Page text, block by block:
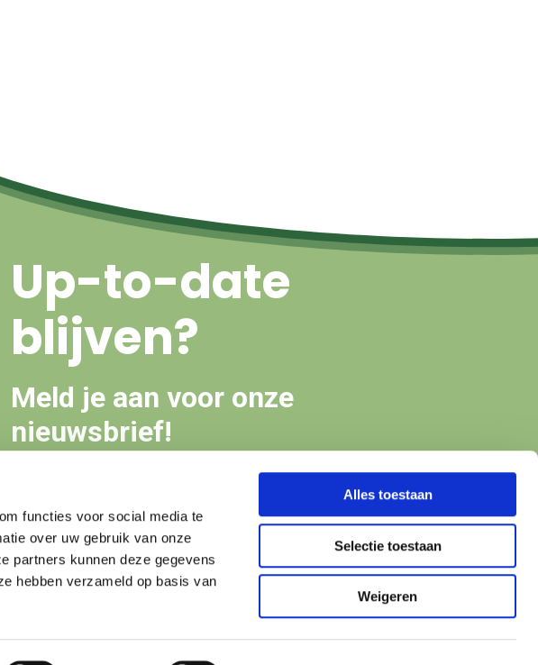
functies voor social media te
over uw gebruik van onze
partners kunnen deze gegevens
hebben verzameld op basis van
Alles toestaan
Selectie toestaan
Weigeren
Up-to-date
blijven?
Meld je aan voor onze
nieuwsbrief!